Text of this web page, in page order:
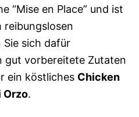
“Mise en Place” und ist
reibungslosen
Sie sich dafür
gut vorbereitete Zutaten
ein köstliches Chicken
Orzo.